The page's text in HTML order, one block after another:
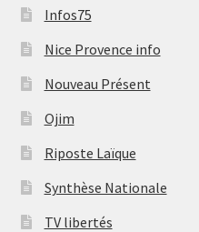
Infos75
Nice Provence info
Nouveau Présent
Ojim
Riposte Laïque
Synthèse Nationale
TV libertés